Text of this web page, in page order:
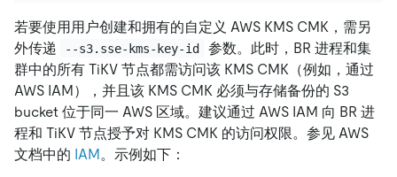
若要使用用户创建和拥有的自定义 AWS KMS CMK，需另
外传递
--s3.sse-kms-key-id
参数。此时，BR 进程和集
群中的所有 TiKV 节点都需访问该 KMS CMK（例如，通过
AWS IAM），并且该 KMS CMK 必须与存储备份的 S3
bucket 位于同一 AWS 区域。建议通过 AWS IAM 向 BR 进
程和 TiKV 节点授予对 KMS CMK 的访问权限。参见 AWS
文档中的 IAM。示例如下：